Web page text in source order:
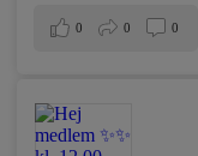
0 0 0